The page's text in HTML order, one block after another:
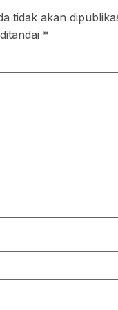
tidak akan
*